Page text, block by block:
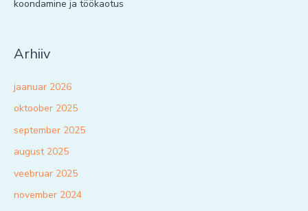
koondamine ja töökaotus
Arhiiv
jaanuar 2026
oktoober 2025
september 2025
august 2025
veebruar 2025
november 2024